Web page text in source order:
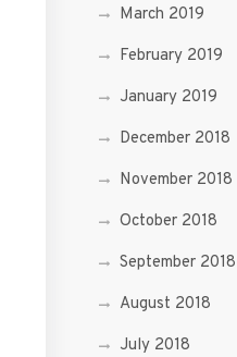
March 2019
February 2019
January 2019
December 2018
November 2018
October 2018
September 2018
August 2018
July 2018